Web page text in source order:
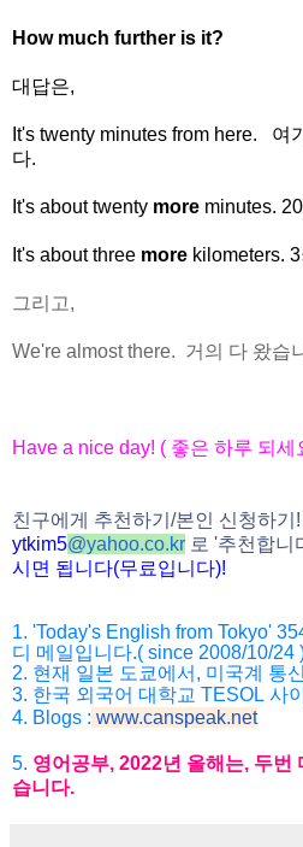
How much further is it?
대답은,
It's twenty minutes from here. 여
다.
It's about twenty more minutes.
It's about three more kilometers.
그리고,
We're almost there. 거의 다 왔습
Have a nice day! ( 좋은 하루 되세
친구에게 추천하기 /본인 신청하기 !
ytkim5@yahoo.co.kr 로 '추천합니
시면 됩니다(무료입니다)!
1. 'Today's English from Tokyo'
디 메일입니다.( since 2008/10/24
2. 현재 일본 도쿄에서 , 미국계 통
3. 한국 외국어 대학교 TESOL 사
4. Blogs : www.canspeak.net
5. 영어공부, 2022년 올해는, 두번
습니 다.